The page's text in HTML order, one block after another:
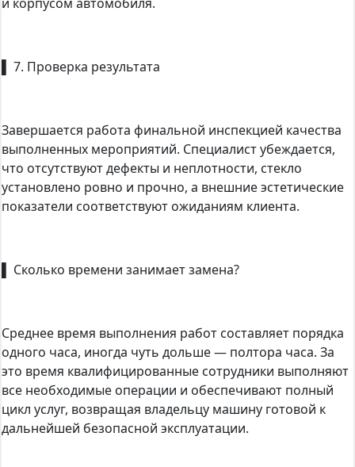
▌ 7. Проверка результата
Завершается работа финальной инспекцией качества
выполненных мероприятий. Специалист убеждается,
что отсутствуют дефекты и неплотности, стекло
установлено ровно и прочно, а внешние эстетические
показатели соответствуют ожиданиям клиента.
▌ Сколько времени занимает замена?
Среднее время выполнения работ составляет порядка
одного часа, иногда чуть дольше — полтора часа. За
это время квалифицированные сотрудники выполняют
все необходимые операции и обеспечивают полный
цикл услуг, возвращая владельцу машину готовой к
дальнейшей безопасной эксплуатации.